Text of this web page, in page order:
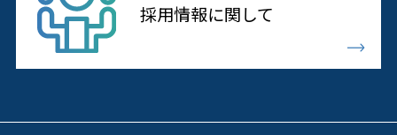
採用情報に関して